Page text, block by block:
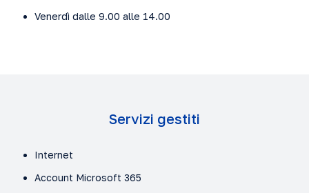
Venerdì dalle 9.00 alle 14.00
Servizi gestiti
Internet
Account Microsoft 365